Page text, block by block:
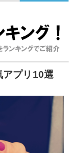
アプリ10選